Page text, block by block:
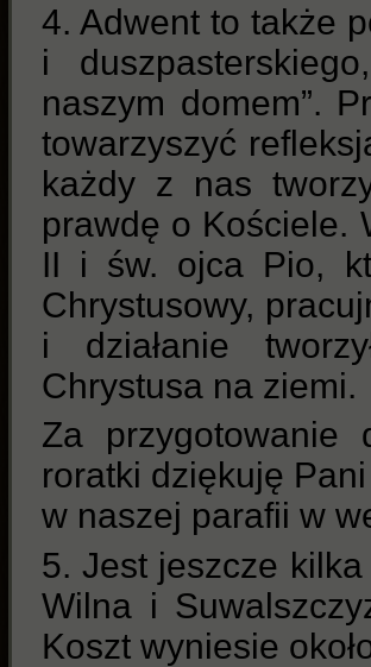
4. Adwent to także
i
naszym domem”.
towarzyszyć
każdy z nas
prawdę o Kościele.
II i św. ojca Pio,
Chrystusowy,
i działanie
Chrystusa na ziemi.
Za przygotowanie
roratki dziękuję
w naszej parafii w
5. Jest jeszcze
Wilna i
Koszt wyniesie